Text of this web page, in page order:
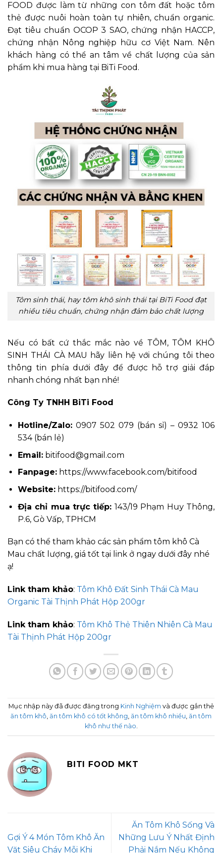
FOOD được làm từ những con tôm đất hoặc tôm
thẻ được nuôi hoàn toàn tự nhiên, chuẩn organic.
Đạt tiêu chuẩn OCOP 3 SAO, chứng nhận HACCP,
chứng nhận Nông nghiệp hữu cơ Việt Nam. Nên
khách hàng có thể an tâm về chất lượng của sản
phẩm khi mua hàng tại BiTi Food.
Tôm sinh thái, hay tôm khô sinh thái tại BiTi Food đạt
nhiều tiêu chuẩn, chứng nhận đảm bảo chất lượng
Nếu có bất cứ thắc mắc nào về TÔM, TÔM KHÔ
SINH THÁI CÀ MAU hãy liên hệ với chúng tôi theo
thông tin phía dưới đây để được hỗ trợ giải đáp
nhanh chóng nhất bạn nhé!
Công Ty TNHH BiTi Food
Hotline/Zalo:0907 502 079 (bán sỉ) – 0932 106
534 (bán lẻ)
Email:bitifood@gmail.com
Fanpage:https://www.facebook.com/bitifood
Website:https://bitifood.com/
Địa chỉ mua trực tiếp: 143/19 Phạm Huy Thông,
P.6, Gò Vấp, TPHCM
Bạn có thể tham khảo các sản phẩm tôm khô Cà
Mau chất lượng, giá tốt tại link ở ngay dưới đây nhé
ạ!
Link tham khảo: Tôm Khô Đất Sinh Thái Cà Mau
Organic Tài Thịnh Phát Hộp 200gr
Link tham khảo: Tôm Khô Thẻ Thiên Nhiên Cà Mau
Tài Thịnh Phát Hộp 200gr
Mục nhập này đã được đăng trong Kinh Nghiệm và được gắn thẻ
ăn tôm khô, ăn tôm khô có tốt không, ăn tôm khô nhiều, ăn tôm
khô như thế nào.
BITI FOOD MKT
Gợi Ý 4 Món Tôm Khô Ăn
Vặt Siêu Cháy Mỗi Khi
Ăn Tôm Khô Sống Và
Những Lưu Ý Nhất Định
Phải Nắm Nếu Không